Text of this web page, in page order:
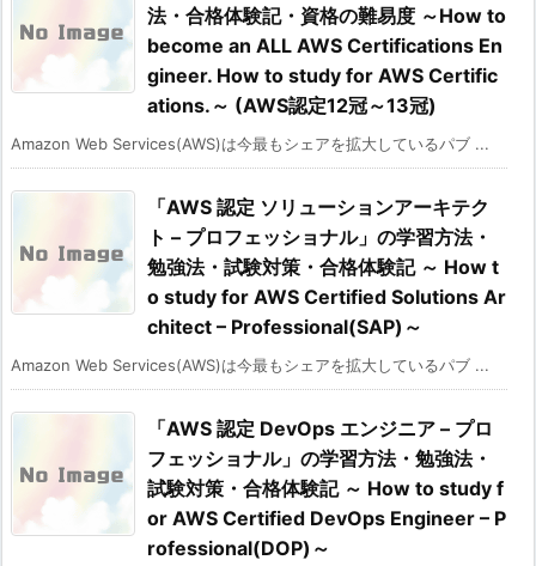
法・合格体験記・資格の難易度 ～How to
become an ALL AWS Certifications En
gineer. How to study for AWS Certific
ations.～ (AWS認定12冠～13冠)
Amazon Web Services(AWS)は今最もシェアを拡大しているパブ ...
「AWS 認定 ソリューションアーキテク
ト – プロフェッショナル」の学習方法・
勉強法・試験対策・合格体験記 ～ How t
o study for AWS Certified Solutions Ar
chitect – Professional(SAP)～
Amazon Web Services(AWS)は今最もシェアを拡大しているパブ ...
「AWS 認定 DevOps エンジニア – プロ
フェッショナル」の学習方法・勉強法・
試験対策・合格体験記 ～ How to study f
or AWS Certified DevOps Engineer – P
rofessional(DOP)～